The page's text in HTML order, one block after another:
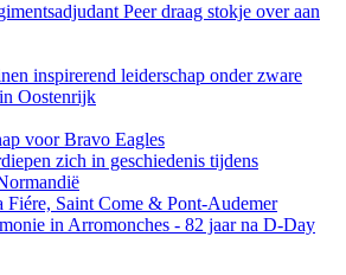
Peer draag stokje over aan
inspirerend leiderschap onder zware
Oostenrijk
voor Bravo Eagles
zich in geschiedenis tijdens
Fiére, Saint Come & Pont-Audemer
in Arromonches - 82 jaar na D-Day